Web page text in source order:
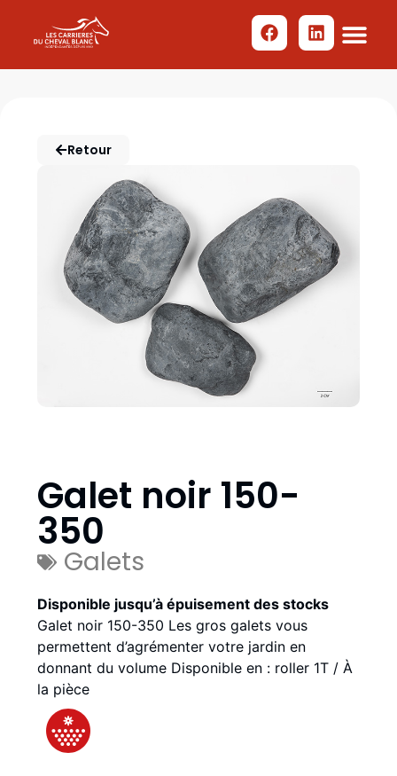
Retour
Galet noir 150-
350
Galets
Disponible jusqu’à épuisement des stocks
Galet noir 150-350 Les gros galets vous
permettent d’agrémenter votre jardin en
donnant du volume Disponible en : roller 1T / À
la pièce